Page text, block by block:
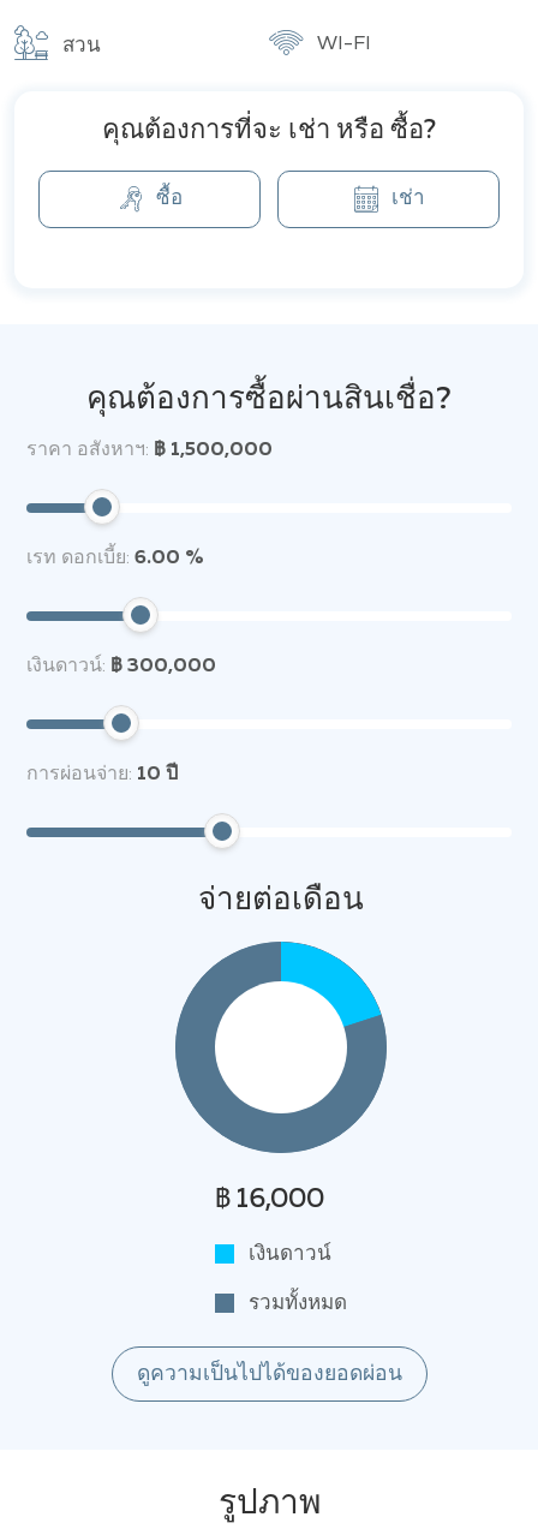
สวน WI-FI
คุณต้องการที่จะ เช่า หรือ ซื้อ?
ซื้อ เช่า
คุณต้องการซื้อผ่านสินเชื่อ?
ราคา อสังหาฯ: ฿ 1,500,000
เรท ดอกเบี้ย: 6.00 %
เงินดาวน์: ฿ 300,000
การผ่อนจ่าย: 10 ปี
จ่ายต่อเดือน
฿ 16,000
เงินดาวน์
รวมทั้งหมด
ดูความเป็นไปได้ของยอดผ่อน
รูปภาพ